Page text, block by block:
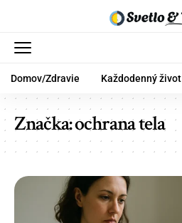
Domov/Zdravie Každodenný život
Značka:ochrana tela